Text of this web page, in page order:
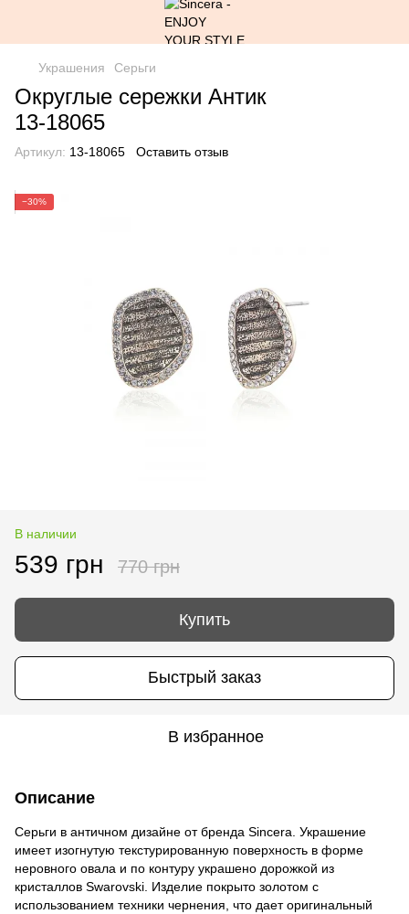
Украшения Серьги
Округлые сережки Антик
13-18065
Артикул: 13-18065 Оставить отзыв
−30%
В наличии
539 грн 770 грн
Купить
Быстрый заказ
В избранное
Описание
Серьги в античном дизайне от бренда Sincera. Украшение
имеет изогнутую текстурированную поверхность в форме
неровного овала и по контуру украшено дорожкой из
кристаллов Swarovski. Изделие покрыто золотом с
использованием техники чернения, что дает оригинальный